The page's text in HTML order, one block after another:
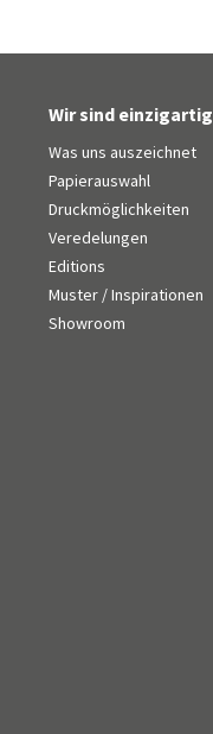
Wir sind einzigartig
Was uns auszeichnet
Papierauswahl
Druckmöglichkeiten
Veredelungen
Editions
Muster / Inspirationen
Showroom